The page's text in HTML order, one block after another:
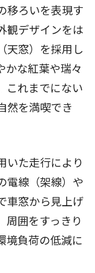
移ろいを表現す
観デザインをは
天窓）を採用し
かな紅葉や瑞々
これまでにない
然を満喫でき
いた走行により
電線（架線）や
車窓から見上げ
周囲をすっきり
境負荷の低減に